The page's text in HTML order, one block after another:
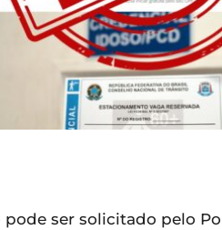
ser solicitado pelo